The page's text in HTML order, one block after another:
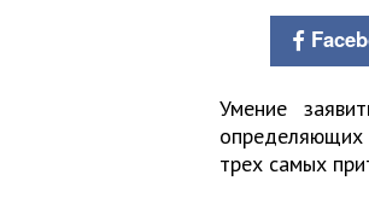
Умение
определяющих
трех самых